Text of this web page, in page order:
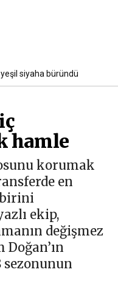
siyaha büründü
hamle
korumak
en
ekip,
değişmez
sezonunun